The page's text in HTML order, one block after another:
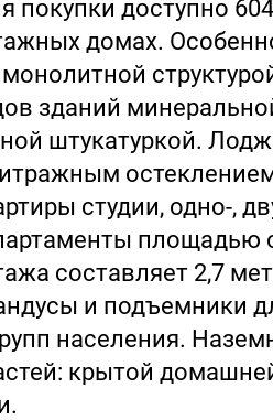
покупки доступно
домах.
зданий
штукатуркой.
студии, одно-,
площадью
составляет 2,7
и подъемники
населения.
крытой